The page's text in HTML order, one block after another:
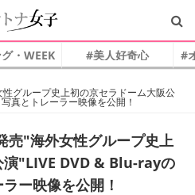
・WEEK #美人好奇心 #
グループ史上初の京セラドーム大阪公
真とトレーラー映像を公開！
売"海外女性グループ史上
演"LIVE DVD & Blu-rayの
ー映像を公開！